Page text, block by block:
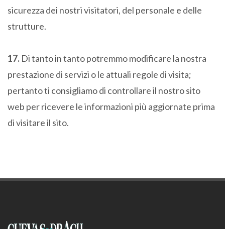
sicurezza dei nostri visitatori, del personale e delle
strutture.
17. Di tanto in tanto potremmo modificare la nostra
prestazione di servizi o le attuali regole di visita;
pertanto ti consigliamo di controllare il nostro sito
web per ricevere le informazioni più aggiornate prima
di visitare il sito.